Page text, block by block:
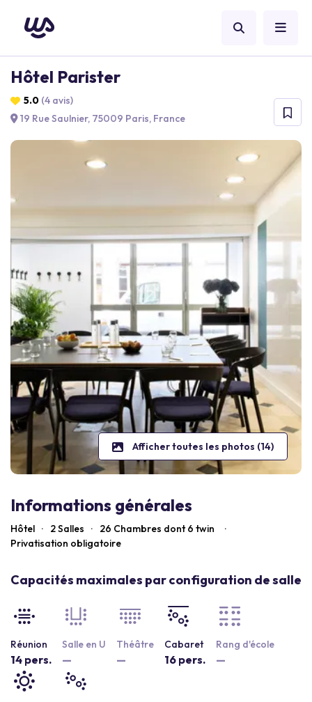
Hôtel Parister
5.0 (4 avis)
19 Rue Saulnier, 75009 Paris, France
Afficher toutes les photos (14)
Informations générales
Hôtel · 2 Salles · 26 Chambres dont 6 twin
·
Privatisation obligatoire
Capacités maximales par configuration de salle
Réunion
14 pers.
Salle en U
—
Théâtre
—
Cabaret
16 pers.
Rang d'école
—